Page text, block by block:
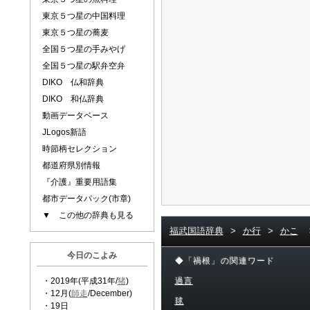
東京５つ星の中国料理
東京５つ星の蕎麦
全国５つ星の手みやげ
全国５つ星の駅弁空弁
DIKO 仏和辞典
DIKO 和仏辞典
動画データベース
JLogos新語
時節柄セレクション
都道府県別情報
『介護』重要用語集
都市データパック(市章)
▼ この他の辞典も見る
今日のこよみ
・2019年(平成31年/猪)
・12月(師走/December)
・19日
福武国語辞典 > か行 > かこ
◆「禍根」の関連ワード
過言
毬